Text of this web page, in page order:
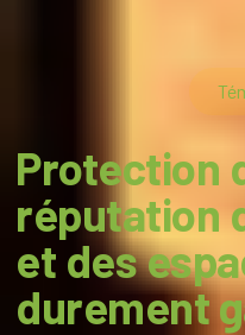
Protection
réputation
et des
durement